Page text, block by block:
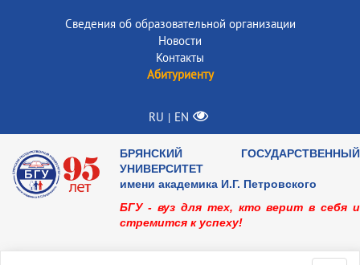
Сведения об образовательной организации
Новости
Контакты
Абитуриенту
RU | EN
БРЯНСКИЙ ГОСУДАРСТВЕННЫЙ
УНИВЕРСИТЕТ
имени академика И.Г. Петровского
БГУ - вуз для тех, кто верит в себя и
стремится к успеху!